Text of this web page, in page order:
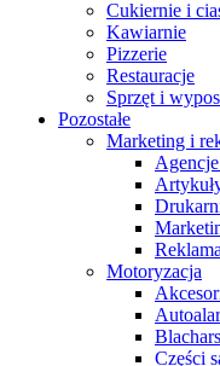
Cukiernie i
Kawiarnie
Pizzerie
Restauracje
Sprzęt i
Pozostałe
Marketing i
Motoryzacja
Części